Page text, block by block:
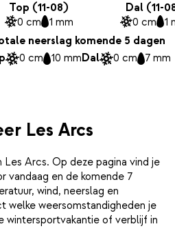
Top (11-08)
0 cm 1 mm
Dal (11-
0 cm 1
neerslag komende 5 dagen
0 cm 10 mmDal 0 cm 7 mm
Les Arcs
Arcs. Op deze pagina vind je
vandaag en de komende 7
wind, neerslag en
welke weersomstandigheden je
wintersportvakantie of verblijf in